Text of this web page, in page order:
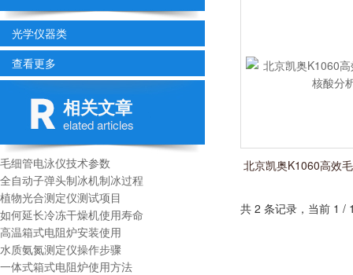
光学仪器类
查看更多
相关文章
elated articles
毛细管电泳仪技术参数
全自动子弹头制冰机制冰过程
植物光合测定仪测试项目
如何延长冷冻干燥机使用寿命
高温箱式电阻炉安装使用
水质氨氮测定仪操作步骤
一体式箱式电阻炉使用方法
北京凯奥K1060高效
共 2 条记录，当前 1